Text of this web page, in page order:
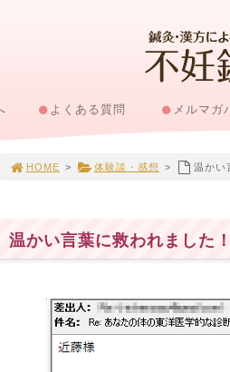
よくある質問 メルマガ
HOME > 体験談・感想 > 温かい
温かい言葉に救われました！